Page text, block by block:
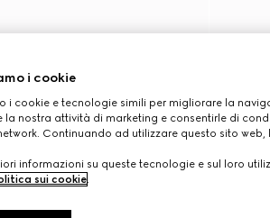
i cookie
i cookie e tecnologie simili per migliorare la
la nostra attività di marketing e consentirle di
Continuando ad utilizzare questo sito
informazioni su queste tecnologie e sul loro
sui cookie.